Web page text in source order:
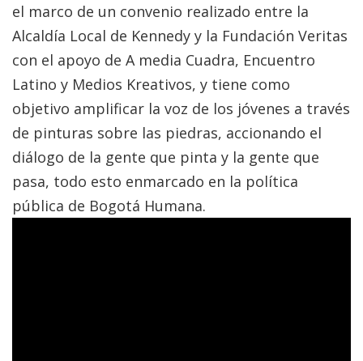
el marco de un convenio realizado entre la
Alcaldía Local de Kennedy y la Fundación Veritas
con el apoyo de A media Cuadra, Encuentro
Latino y Medios Kreativos, y tiene como
objetivo amplificar la voz de los jóvenes a través
de pinturas sobre las piedras, accionando el
diálogo de la gente que pinta y la gente que
pasa, todo esto enmarcado en la política
pública de Bogotá Humana.